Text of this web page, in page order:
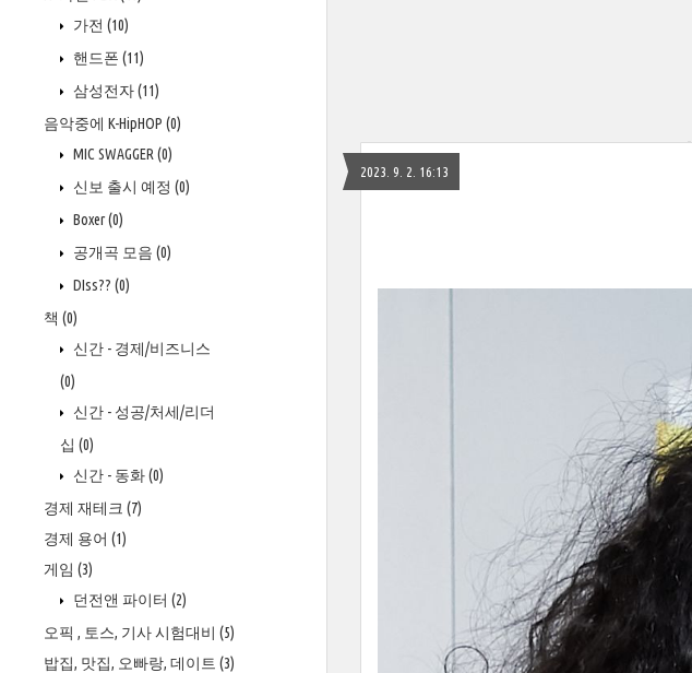
가전 (10)
핸드폰 (11)
삼성전자(11)
음악중에 K-HipHOP (0)
MIC SWAGGER (0)
신보 출시 예정 (0)
Boxer(0)
공개곡 모음 (0)
DIss?? (0)
책 (0)
신간 - 경제/비즈니스
(0)
신간 - 성공/처세/리더
십 (0)
신간 - 동화(0)
경제 재테크 (7)
경제 용어 (1)
게임 (3)
던전앤 파이터 (2)
오픽 , 토스, 기사 시험대비 (5)
밥집, 맛집, 오빠랑, 데이트 (3)
2023. 9. 2. 16:13